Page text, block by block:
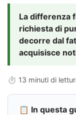
La differenza
richiesta di
decorre dal
acquisisce
⏱ 13 minuti di
📋 In questa